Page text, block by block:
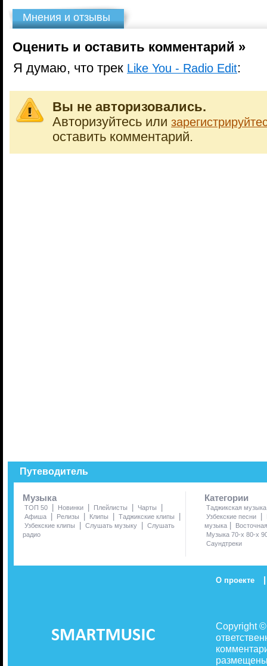
Мнения и отзывы
Оценить и оставить комментарий »
Я думаю, что трек Like You - Radio Edit:
Вы не авторизовались.
Авторизуйтесь или
оставить комментарий.
Путеводитель
Музыка
ТОП 50 | Новинки | Плейлисты | Чарты |
Афиша | Релизы | Клипы | Таджикские клипы |
Узбекские клипы | Слушать музыку | Слушать
радио
Категории
Таджикская музыка
Узбекские песни
|
музыка |
Музыка 70-х 80-х
Саундтреки
О проекте |
Copyright
размещены